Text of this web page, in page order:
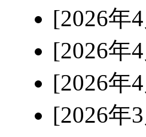
[2026年
[2026年
[2026年
[2026年